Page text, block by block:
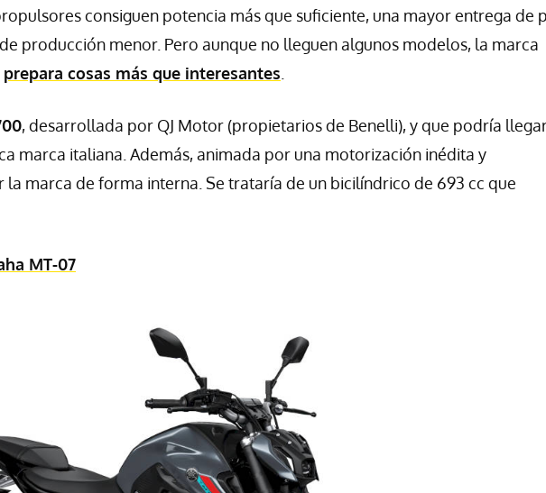
consiguen potencia más que suficiente, una mayor entrega de
producción menor. Pero aunque no lleguen algunos modelos, la marca
prepara cosas más que interesantes
, desarrollada por QJ Motor (propietarios de Benelli), y que podría
marca italiana. Además, animada por una motorización inédita y
marca de forma interna. Se trataría de un bicilíndrico de 693 cc que
MT-07